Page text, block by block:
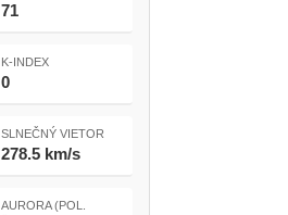
71
K-INDEX
0
SLNEČNÝ VIETOR
278.5 km/s
AURORA (POL.